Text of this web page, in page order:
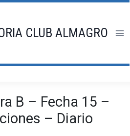
CLUB ALMAGRO
B – Fecha 15 –
– Diario